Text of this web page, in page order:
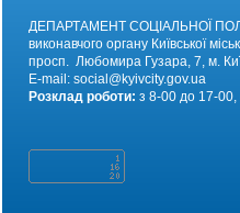
ДЕПАРТАМЕНТ СОЦІАЛЬНОЇ
виконавчого органу Київської
просп. Любомира Гузара, 7, м.
E-mail: social@kyivcity.gov.ua
Розклад роботи: з 8-00 до 17-